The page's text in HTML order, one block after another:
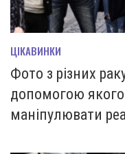
ЦІКАВИНКИ
Фото з різних
допомогою
маніпулювати